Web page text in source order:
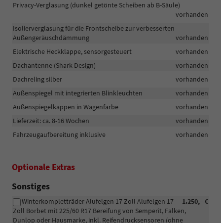
Privacy-Verglasung (dunkel getönte Scheiben ab B-Säule)
vorhanden
Isolierverglasung für die Frontscheibe zur verbesserten
Außengeräuschdämmung
vorhanden
Elektrische Heckklappe, sensorgesteuert
vorhanden
Dachantenne (Shark-Design)
vorhanden
Dachreling silber
vorhanden
Außenspiegel mit integrierten Blinkleuchten
vorhanden
Außenspiegelkappen in Wagenfarbe
vorhanden
Lieferzeit: ca. 8-16 Wochen
vorhanden
Fahrzeugaufbereitung inklusive
vorhanden
Optionale Extras
Sonstiges
1.250,– €
Winterkompletträder Alufelgen 17 Zoll Alufelgen 17
Zoll Borbet mit 225/60 R17 Bereifung von Semperit, Falken,
Dunlop oder Hausmarke, inkl. Reifendrucksensoren (ohne